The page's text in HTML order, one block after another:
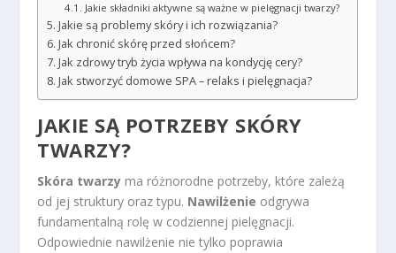
Jakie składniki aktywne są ważne w pielęgnacji twarzy?
Jakie są problemy skóry i ich rozwiązania?
Jak chronić skórę przed słońcem?
Jak zdrowy tryb życia wpływa na kondycję cery?
Jak stworzyć domowe SPA – relaks i pielęgnacja?
JAKIE SĄ POTRZEBY SKÓRY
TWARZY?
Skóra twarzy ma różnorodne potrzeby, które zależą
od jej struktury oraz typu. Nawilżenie odgrywa
fundamentalną rolę w codziennej pielęgnacji.
Odpowiednie nawilżenie nie tylko poprawia